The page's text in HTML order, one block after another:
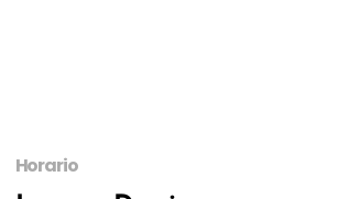
Horario